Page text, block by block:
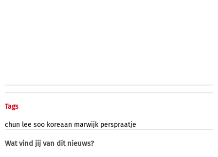
Tags
chun lee soo koreaan marwijk perspraatje
Wat vind jij van dit nieuws?